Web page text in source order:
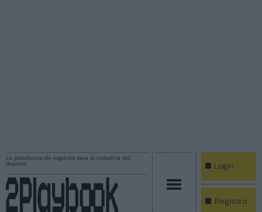
La plataforma de negocios para la industria del
deporte
Login
Registro